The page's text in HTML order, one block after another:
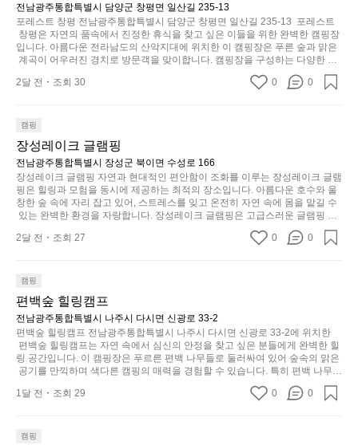
간
이
있
습
니
차
분
하
게
세
요.
마
치
암
늘
지
니
고
다
는
물
건
에
형
태,
색
감
사
부
족
하
지
않
일
상
과
아
웃
계
를
자
연
스
너
무
좋
네
솔
밭?
이
라
고
여
기
에
리
활동을 좋아하는 이들에게 더욱 참조할 만한 장소가 됩니다. 담양의 아름다운
자연과 함께, 건강한 레저 활동을 즐기며 행복한 캠핑 경험을 쌓으실 수 있습
니다. 하이글루에서 특별한 순간을 만끽해보세요. 따뜻한 햇살과 함께하는 아
침, 상징적인 담양의 죽녹원과 함께 어우러진 저녁, 그리고 고요한 밤하늘 아래
에서 별을 바라보며 나누는 이야기들은 여러분의 캠핑 여행을 더욱 특별하게
전남광주통합특별시 담양군 창평면 일산길 235-13
포레스트 창평 전남광주통합특별시 담양군 창평면 일산길 235-13  포레스트
창평은 자연의 품속에서 진정한 휴식을 찾고 싶은 이들을 위한 완벽한 캠핑장
입니다. 아름다운 전라남도의 산악지대에 위치한 이 캠핑장은 푸른 숲과 맑은
계곡이 어우러진 경치로 방문객을 맞이합니다. 캠핑장을 구성하는 다양한 시
설과 서비스 덕분에 가족, 친구, 연인과 함께 특별한 순간을 만들어갈 수 있는
최적의 공간이 됩니다.  포레스트 창평은 주말마다 직접 재배한 신선한 농산물
함을 누릴 수 있도록 만들어졌습니다. 저녁에는 별빛 아래에서 바베큐 파티를
합니다.  이곳은 자연과의 완벽한 조화를 이루며, 다채로운 야외 활동을 제공합
니다. 특히 어린이들은 안전하게 놀 수 있는 놀이시설이 마련되어 있어 부모님
들과 함께 즐거운 시간을 보낼 수 있습니다. 주변의 다양한 관광지와 먹거리를
탐험하는 재미도 포레스트 창평의 매력 중 하나입니다.  또한, 캠핑장을 방문
한 후 지속적으로 재방문하는 이들이 많아 인기가 날로 상승하고 있습니다. 포
레스트 창평은 단순한 캠핑 그 이상을 제공하며, 자연을 사랑하는 모든 이들에
2달 전 조회 30 0 0
캠핑
장성레이크 글램핑
전남광주통합특별시 장성군 북이면 수성로 166
장성레이크 글램핑 자연과 현대적인 편안함이 조화를 이루는 장성레이크 글램
핑은 힐링과 모험을 동시에 제공하는 최적의 장소입니다. 아름다운 호수와 울
창한 숲 속에 자리 잡고 있어, 스트레스를 잊고 온전히 자연 속에 몸을 맡길 수
있는 완벽한 환경을 자랑합니다. 장성레이크 글램핑은 고급스러운 글램핑 시
설을 갖추고 있어, 바쁜 일상에서 잠시 벗어나 이곳에 오면 사치스러운 휴식이
가능해집니다. 독립된 텐트에서 제공되는 특별한 불멍 공간은 소중한 사람과
로 완벽한 조건을 갖추고 있습니다. 이곳에서의 캠핑은 단순한 숙박이 아닌, 가
좋아하는 분들에게는 매주 특별한 바비큐 파티와 지역에서 나는 신선한 재료
로 만든 다양한 요리를 제공하여 미각을 만족시켜 줍니다.  장성레이크 글램핑
은 그 아름다운 경관과 최고 품질의 시설 덕분에 최근 몇 년 사이에 특히 주목
받고 있는 캠핑장 중 하나입니다. 주말이면 방문객이 가득해 예약이 빠르게 차
는 만큼 미리 일정을 계획하시는 것이 좋습니다. 나만의 프라이빗한 공간에서
가족 및 사랑하는 사람들과 함께하세요. 당신의 대자연 속 힐링을 기다리는 장
인기 정도: ★★★★★
2달 전 조회 27 0 0
캠핑
편백숲 힐링캠프
전남광주통합특별시 나주시 다시면 신광로 33-2
편백숲 힐링캠프 전남광주통합특별시 나주시 다시면 신광로 33-2에 위치한
편백숲 힐링캠프는 자연 속에서 심신의 안정을 찾고 싶은 분들에게 완벽한 힐
링 공간입니다. 이 캠핑장은 푸르른 편백 나무들로 둘러싸여 있어 숲속의 맑은
공기를 만끽하며 색다른 캠핑의 매력을 경험할 수 있습니다. 특히 편백 나무는
자연의 소리와 함께 휴식을 제공하며, 그 특유의 아로마향이 심리적 안정감을
가져다줍니다. 이곳에서 아침 햇살을 맞으며 조용한 숲속에서의 커피 한 잔은
기억에 남는 특별한 시간을 보낼 수 있습니다. 주변에는 자전거 도로와 하이킹
1달 전 조회 29 0 0
캠핑